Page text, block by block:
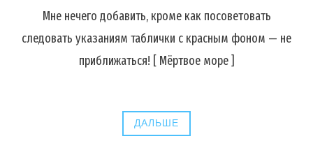
Мне нечего добавить, кроме как посоветовать
следовать указаниям таблички с красным фоном — не
приближаться! [ Мёртвое море ]
ДАЛЬШЕ